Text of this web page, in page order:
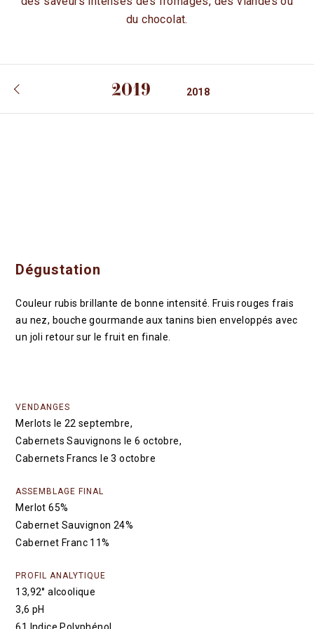
ESPACE PROFESSIONNEL
BOUTIQUE
du chocolat.
2019 2018
Dégustation
Couleur rubis brillante de bonne intensité. Fruis rouges frais
au nez, bouche gourmande aux tanins bien enveloppés avec
un joli retour sur le fruit en finale.
VENDANGES
Merlots le 22 septembre,
Cabernets Sauvignons le 6 octobre,
Cabernets Francs le 3 octobre
ASSEMBLAGE FINAL
Merlot 65%
Cabernet Sauvignon 24%
Cabernet Franc 11%
PROFIL ANALYTIQUE
13,92° alcoolique
3,6 pH